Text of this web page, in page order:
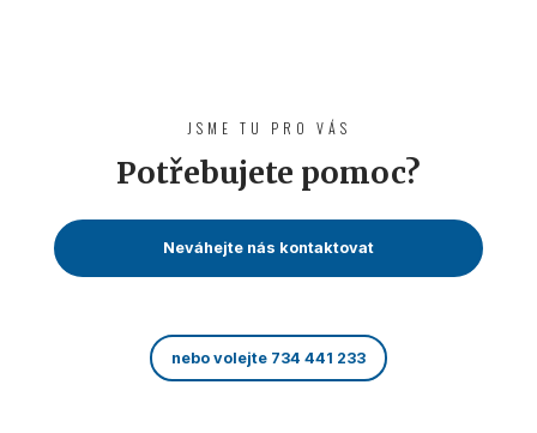
JSME TU PRO VÁS
Potřebujete pomoc?
Neváhejte nás kontaktovat
nebo volejte 734 441 233